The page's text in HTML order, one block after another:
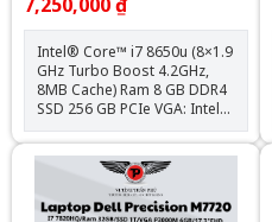
Intel® Core™ i7 8650u (8×1.9
GHz Turbo Boost 4.2GHz,
8MB Cache) Ram 8 GB DDR4
SSD 256 GB PCIe VGA: Intel®
UHD 620 LCD: 14 inch Full HD
IPS Trọng lượng: 1.4kg Tặng
kèm: Balo + Chuột Bluetooth